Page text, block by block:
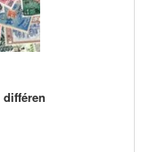
différen